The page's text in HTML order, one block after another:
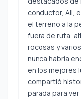
conductor, Ali,
el terreno a la
fuera de ruta,
rocosas y
nunca habría
en los mejores
compartió
parada para